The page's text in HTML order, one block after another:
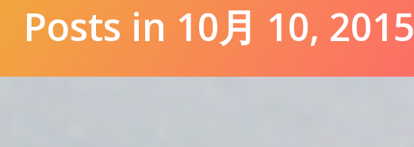
Posts in 10月 10, 2015